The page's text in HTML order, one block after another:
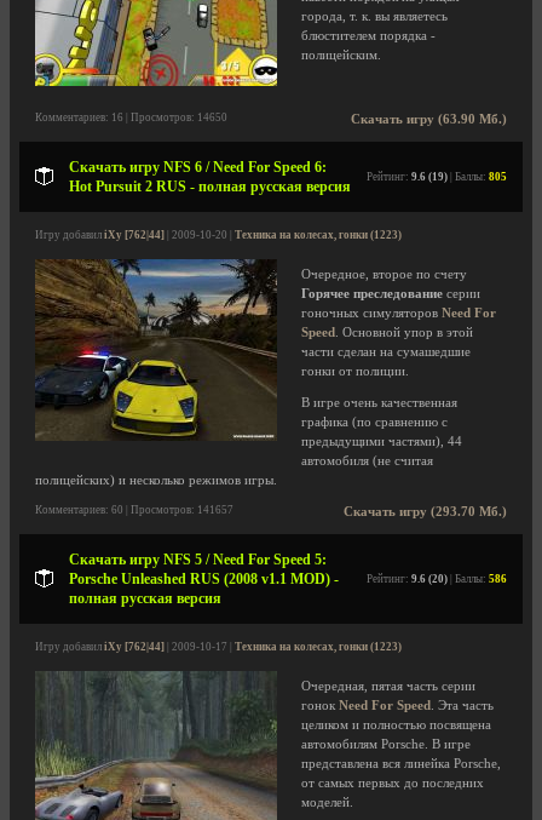
города, т. к. вы являетесь
блюстителем порядка -
полицейским.
Скачать игру (63.90 Мб.)
Комментариев: 16 | Просмотров: 14650
Скачать игру NFS 6 / Need For Speed 6:
Hot Pursuit 2 RUS - полная русская версия
Рейтинг: 9.6 (19) | Баллы: 805
Игру добавил iXy [762|44] | 2009-10-20 | Техника на колесах, гонки (1223)
Очередное, второе по счету
Горячее преследование серии
гоночных симуляторов Need For
Speed
. Основной упор в этой
части сделан на сумашедшие
гонки от полиции.
В игре очень качественная
графика (по сравнению с
предыдущими частями), 44
автомобиля (не считая
полицейских) и несколько режимов игры.
Скачать игру (293.70 Мб.)
Комментариев: 60 | Просмотров: 141657
Скачать игру NFS 5 / Need For Speed 5:
Porsche Unleashed RUS (2008 v1.1 MOD) -
полная русская версия
Рейтинг: 9.6 (20) | Баллы: 586
Игру добавил iXy [762|44] | 2009-10-17 | Техника на колесах, гонки (1223)
Очередная, пятая часть серии
гонок Need For Speed
. Эта часть
целиком и полностью посвящена
автомобилям Porsche. В игре
представлена вся линейка Porsche,
от самых первых до последних
моделей.